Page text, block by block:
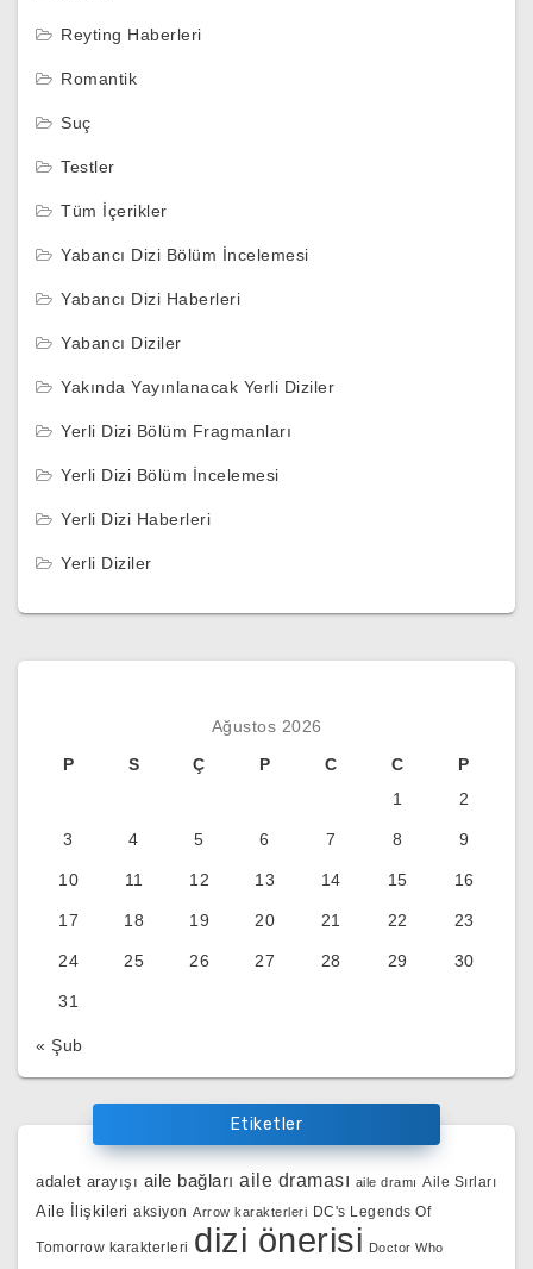
Reyting Haberleri
Romantik
Suç
Testler
Tüm İçerikler
Yabancı Dizi Bölüm İncelemesi
Yabancı Dizi Haberleri
Yabancı Diziler
Yakında Yayınlanacak Yerli Diziler
Yerli Dizi Bölüm Fragmanları
Yerli Dizi Bölüm İncelemesi
Yerli Dizi Haberleri
Yerli Diziler
Ağustos 2026
P
S Ç P C C
P
1
2
3 4 5 6 7 8 9
10 11 12 13 14 15 16
17 18 19 20 21 22 23
24 25 26 27 28 29 30
31
« Şub
Etiketler
adalet arayışı aile bağları aile draması aile dramı Aile Sırları
Aile İlişkileri aksiyon Arrow karakterleri DC's Legends Of
Tomorrow karakterleri dizi önerisi Doctor Who